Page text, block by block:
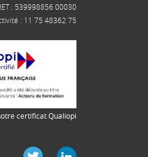
: 539998856 00030
: 11 75 48362 75
certificat Qualiopi